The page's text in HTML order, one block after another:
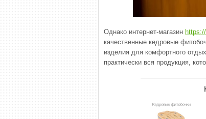
Однако интернет-магазин
качественные кедровые
изделия для комфортного
практически вся продукция,